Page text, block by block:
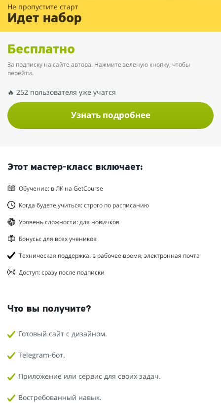
Не пропустите старт
Идет набор
Бесплатно
За подписку на сайте автора. Нажмите зеленую кнопку, чтобы
перейти.
🔥 252 пользователя уже учатся
Узнать подробнее
Этот мастер-класс включает:
Обучение: в ЛК на GetCourse
Когда будете учиться: строго по расписанию
Уровень сложности: для новичков
Бонусы: для всех учеников
Техническая поддержка: в рабочее время, электронная почта
Доступ: сразу после подписки
Что вы получите?
Готовый сайт с дизайном.
Telegram-бот.
Приложение или сервис для своих задач.
Востребованный навык.